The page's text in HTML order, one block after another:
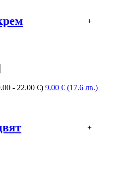
+
- 22.00 €) 9.00 € (17.6 лв.)
+